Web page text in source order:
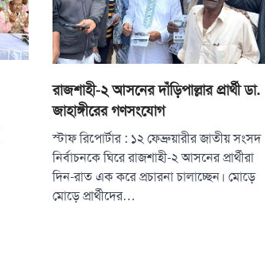
রাজশাহী-২ আসনের দাঁড়িপাল্লার প্রার্থী ডা.
জাহাঙ্গীরের গণসংযোগ
স্টাফ রিপোর্টার : ১২ ফেব্রুয়ারীর জাতীয় সংসদ
নির্বাচনকে ঘিরে রাজশাহী-২ আসনের প্রার্থীরা
দিন-রাত এক করে প্রচারনা চালাচ্ছেন। মোড়ে
মোড়ে প্রার্থীদের…